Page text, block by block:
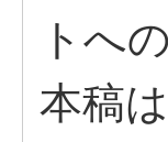
トへ
本稿